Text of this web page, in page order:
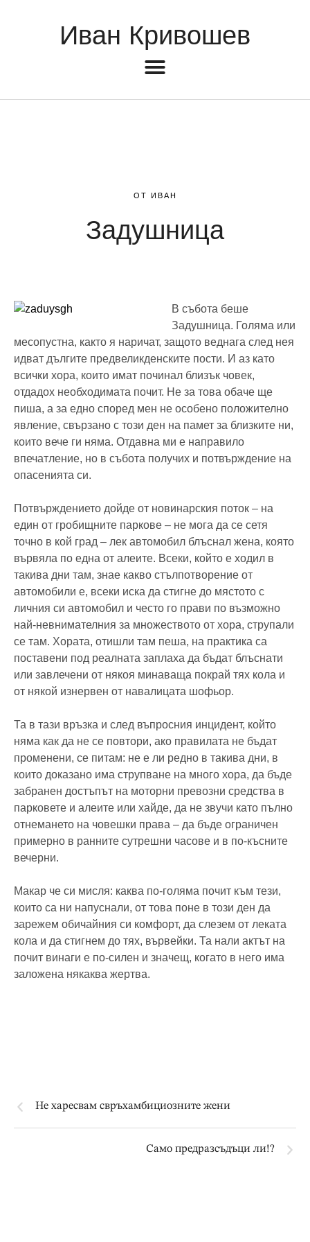
Иван Кривошев
ОТ ИВАН
Задушница
В събота беше
Задушница. Голяма или
месопустна, както я наричат, защото веднага след нея
идват дългите предвеликденските пости. И аз като
всички хора, които имат починал близък човек,
отдадох необходимата почит. Не за това обаче ще
пиша, а за едно според мен не особено положително
явление, свързано с този ден на памет за близките ни,
които вече ги няма. Отдавна ми е направило
впечатление, но в събота получих и потвърждение на
опасенията си.
Потвърждението дойде от новинарския поток – на
един от гробищните паркове – не мога да се сетя
точно в кой град – лек автомобил блъснал жена, която
вървяла по една от алеите. Всеки, който е ходил в
такива дни там, знае какво стълпотворение от
автомобили е, всеки иска да стигне до мястото с
личния си автомобил и често го прави по възможно
най-невнимателния за множеството от хора, струпали
се там. Хората, отишли там пеша, на практика са
поставени под реалната заплаха да бъдат блъснати
или завлечени от някоя минаваща покрай тях кола и
от някой изнервен от навалицата шофьор.
Та в тази връзка и след въпросния инцидент, който
няма как да не се повтори, ако правилата не бъдат
променени, се питам: не е ли редно в такива дни, в
които доказано има струпване на много хора, да бъде
забранен достъпът на моторни превозни средства в
парковете и алеите или хайде, да не звучи като пълно
отнемането на човешки права – да бъде ограничен
примерно в ранните сутрешни часове и в по-късните
вечерни.
Макар че си мисля: каква по-голяма почит към тези,
които са ни напуснали, от това поне в този ден да
зарежем обичайния си комфорт, да слезем от леката
кола и да стигнем до тях, вървейки. Та нали актът на
почит винаги е по-силен и значещ, когато в него има
заложена някаква жертва.
Не харесвам свръхамбициозните жени
Само предразсъдъци ли!?